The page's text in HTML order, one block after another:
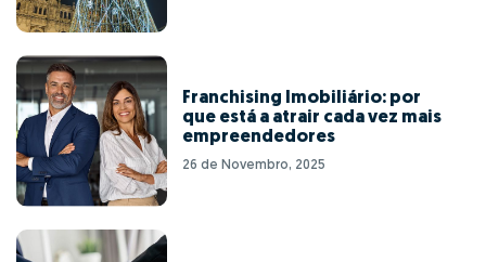
Franchising Imobiliário: por
que está a atrair cada vez mais
empreendedores
26 de Novembro, 2025